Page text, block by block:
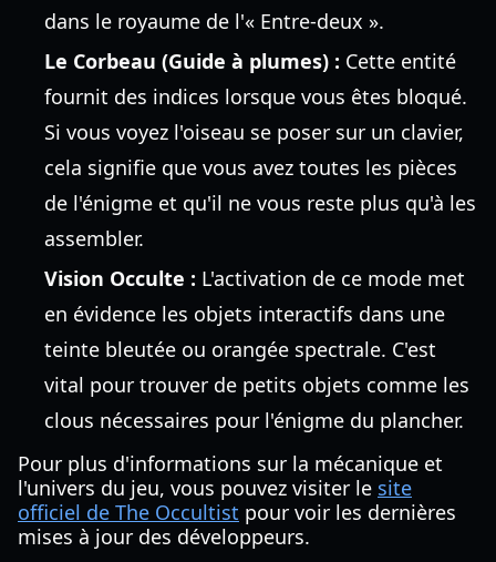
dans le royaume de l'« Entre-deux ».
Le Corbeau (Guide à plumes) : Cette entité
fournit des indices lorsque vous êtes bloqué.
Si vous voyez l'oiseau se poser sur un clavier,
cela signifie que vous avez toutes les pièces
de l'énigme et qu'il ne vous reste plus qu'à les
assembler.
Vision Occulte : L'activation de ce mode met
en évidence les objets interactifs dans une
teinte bleutée ou orangée spectrale. C'est
vital pour trouver de petits objets comme les
clous nécessaires pour l'énigme du plancher.
Pour plus d'informations sur la mécanique et
l'univers du jeu, vous pouvez visiter le site
officiel de The Occultist pour voir les dernières
mises à jour des développeurs.